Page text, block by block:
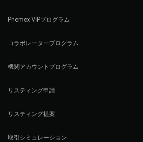
Phemex VIPプログラム
コラボレータープログラム
機関アカウントプログラム
リスティング申請
リスティング提案
取引シミュレーション